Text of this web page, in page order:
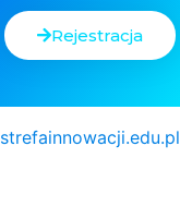
Rejestracja
strefainnowacji.edu.pl